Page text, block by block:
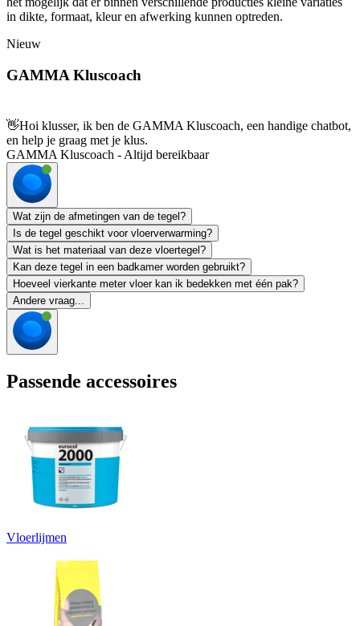
in dikte, formaat, kleur en afwerking kunnen optreden.
Nieuw
GAMMA Kluscoach
👋Hoi klusser, ik ben de GAMMA Kluscoach, een handige chatbot,
en help je graag met je klus.
GAMMA Kluscoach - Altijd bereikbaar
Wat zijn de afmetingen van de tegel?
Is de tegel geschikt voor vloerverwarming?
Wat is het materiaal van deze vloertegel?
Kan deze tegel in een badkamer worden gebruikt?
Hoeveel vierkante meter vloer kan ik bedekken met één pak?
Andere vraag...
Passende accessoires
Vloerlijmen